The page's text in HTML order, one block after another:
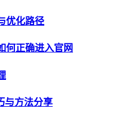
优化路径
何正确进入官网
与方法分享